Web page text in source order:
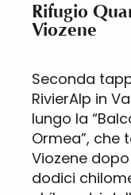
Rifugio
Viozene
Seconda
RivierAlp in
lungo la
Ormea”, che
Viozene
dodici